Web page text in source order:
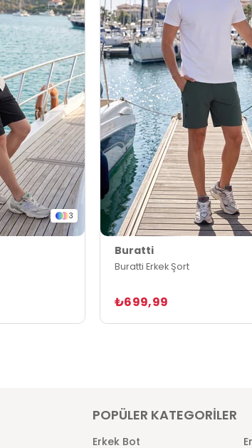
3
Buratti
Buratti Erkek Şort
₺699,99
POPÜLER KATEGORİLER
Erkek Bot